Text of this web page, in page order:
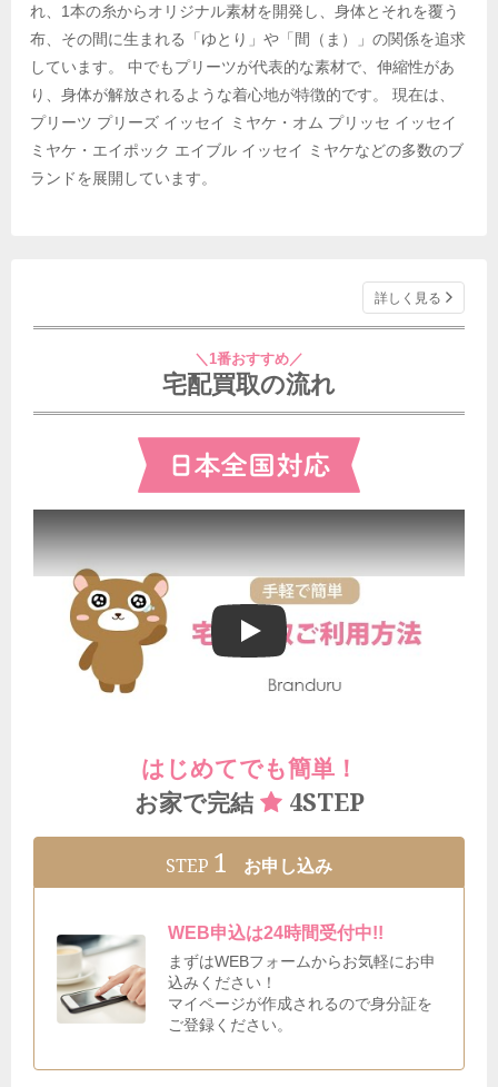
れ、1本の糸からオリジナル素材を開発し、身体とそれを覆う
布、その間に生まれる「ゆとり」や「間（ま）」の関係を追求
しています。 中でもプリーツが代表的な素材で、伸縮性があ
り、身体が解放されるような着心地が特徴的です。 現在は、
プリーツ プリーズ イッセイ ミヤケ・オム プリッセ イッセイ
ミヤケ・エイポック エイブル イッセイ ミヤケなどの多数のブ
ランドを展開しています。
詳しく見る
＼1番おすすめ／
宅配買取の流れ
ブランドゥールの宅配買取ご利用方法
はじめてでも簡単！
お家で完結
4STEP
STEP 1 お申し込み
WEB申込は24時間受付中!!
まずはWEBフォームからお気軽にお申
込みください！
マイページが作成されるので身分証を
ご登録ください。